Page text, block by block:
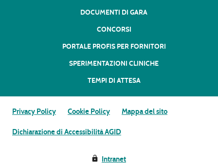
DOCUMENTI DI GARA
CONCORSI
PORTALE PROFIS PER FORNITORI
SPERIMENTAZIONI CLINICHE
TEMPI DI ATTESA
Privacy Policy Cookie Policy Mappa del sito
Dichiarazione di Accessibilità AGID
Intranet